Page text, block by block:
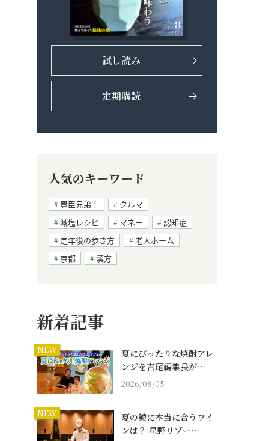
試し読み
定期購読
人気のキーワード
豊臣兄弟！
クルマ
減塩レシピ
マネー
認知症
定年後の歩き方
老人ホーム
京都
漢方
新着記事
NEW
夏にぴったりな焼酎アレ
ンジを吉尾編集長が…
2026/08/05
NEW
夏の鱧に本当に合うワイ
ンは？ 星野リゾー…